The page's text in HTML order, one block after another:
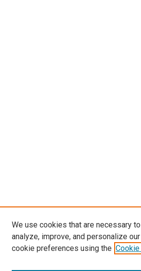
We use cookies that are necessary
analyze, improve, and personalize
cookie preferences using the